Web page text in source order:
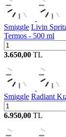
Smiggle Livin
Termos - 500 ml
3.650,00 TL
Smiggle Radiant
6.950,00 TL